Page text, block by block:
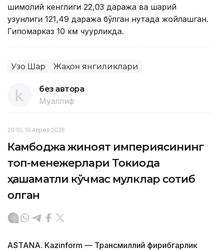
шимолий кенглиги 22,03 даража ва шарқий
узунлиги 121,49 даража бўлган нуқтада жойлашган.
Гипомарказ 10 км чуқурликда.
Узоқ Шарқ Жаҳон янгиликлари
без автора
Муаллиф
20:10, 10 Апрел 2026
Камбоджа жиноят империясининг
топ-менежерлари Токиода
ҳашаматли кўчмас мулклар сотиб
олган
ASTANA. Kazinform — Трансмиллий фирибгарлик